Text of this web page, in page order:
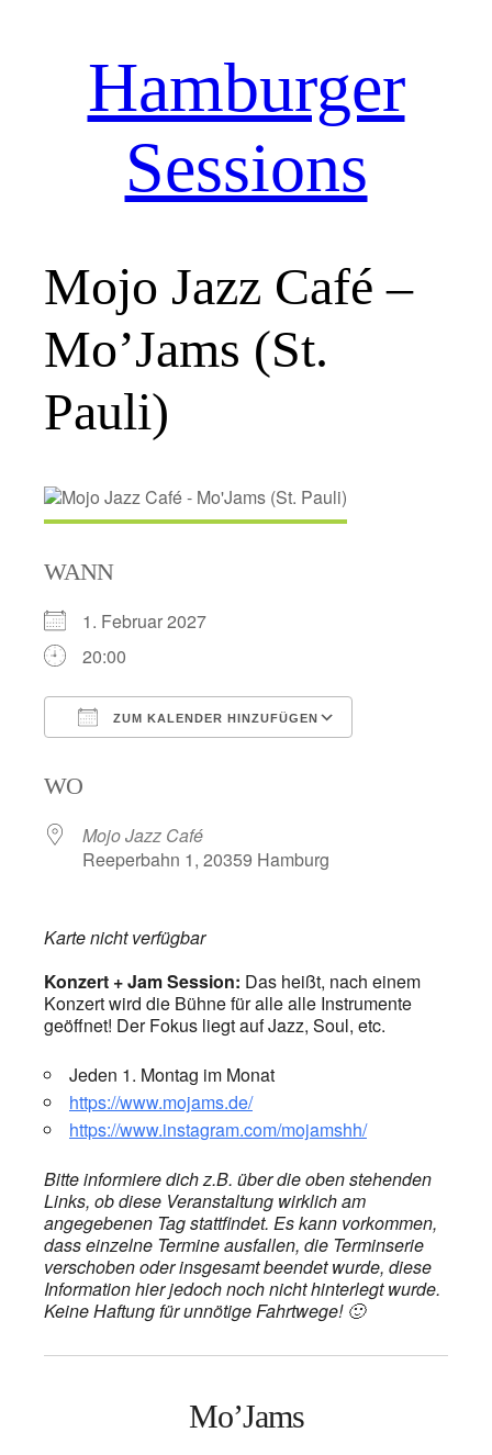
Hamburger
Sessions
Mojo Jazz Café –
Mo’Jams (St.
Pauli)
WANN
1. Februar 2027
20:00
ZUM KALENDER HINZUFÜGEN
WO
Mojo Jazz Café
Reeperbahn 1, 20359 Hamburg
Karte nicht verfügbar
Konzert + Jam Session: Das heißt, nach einem
Konzert wird die Bühne für alle alle Instrumente
geöffnet! Der Fokus liegt auf Jazz, Soul, etc.
Jeden 1. Montag im Monat
https://www.mojams.de/
https://www.instagram.com/mojamshh/
Bitte informiere dich z.B. über die oben stehenden
Links, ob diese Veranstaltung wirklich am
angegebenen Tag stattfindet. Es kann vorkommen,
dass einzelne Termine ausfallen, die Terminserie
verschoben oder insgesamt beendet wurde, diese
Information hier jedoch noch nicht hinterlegt wurde.
Keine Haftung für unnötige Fahrtwege! 🙂
Mo’Jams